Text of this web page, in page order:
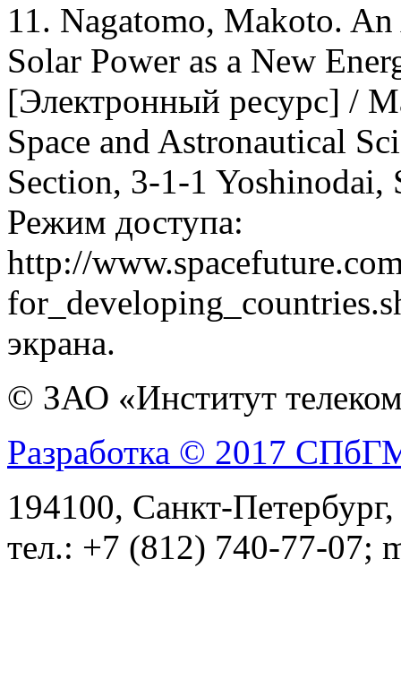
11. Nagatomo, Makoto.
Solar Power as a New
[Электронный ресурс] /
Space and Astronautical
Section, 3-1-1 Yoshinodai,
Режим доступа:
http://
экрана.
© ЗАО «Институт
Разработка © 2017
194100, Санкт-
тел.: +7 (812) 740-77-07;